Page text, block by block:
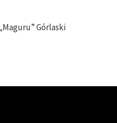
Górlaski